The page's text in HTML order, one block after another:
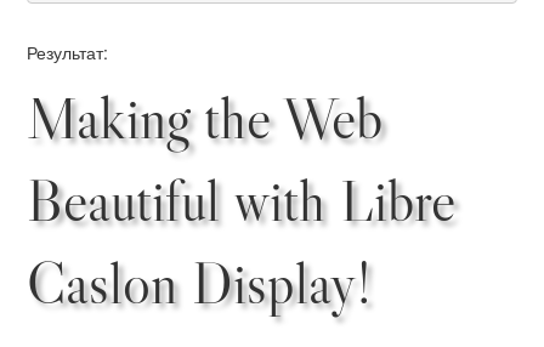
Результат:
Making the Web
Beautiful with Libre
Caslon Display!